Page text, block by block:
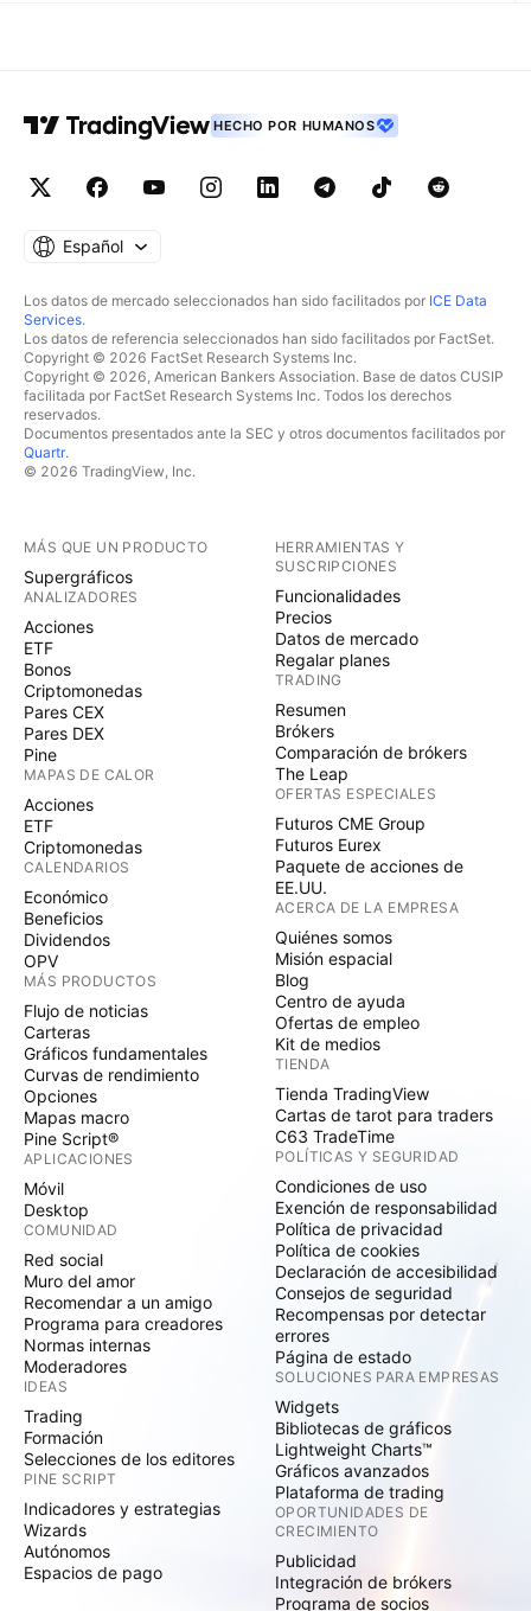
HECHO POR HUMANOS
Español
Los datos de mercado seleccionados han sido facilitados por ICE Data
Services.
Los datos de referencia seleccionados han sido facilitados por FactSet.
Copyright © 2026 FactSet Research Systems Inc.
Copyright © 2026, American Bankers Association. Base de datos CUSIP
facilitada por FactSet Research Systems Inc. Todos los derechos
reservados.
Documentos presentados ante la SEC y otros documentos facilitados por
Quartr.
© 2026 TradingView, Inc.
MÁS QUE UN PRODUCTO
Supergráficos
ANALIZADORES
Acciones
ETF
Bonos
Criptomonedas
Pares CEX
Pares DEX
Pine
MAPAS DE CALOR
Acciones
ETF
Criptomonedas
CALENDARIOS
Económico
Beneficios
Dividendos
OPV
MÁS PRODUCTOS
Flujo de noticias
Carteras
Gráficos fundamentales
Curvas de rendimiento
Opciones
Mapas macro
Pine Script®
APLICACIONES
Móvil
Desktop
COMUNIDAD
Red social
Muro del amor
Recomendar a un amigo
Programa para creadores
Normas internas
Moderadores
IDEAS
Trading
Formación
Selecciones de los editores
PINE SCRIPT
Indicadores y estrategias
Wizards
Autónomos
Espacios de pago
HERRAMIENTAS Y
SUSCRIPCIONES
Funcionalidades
Precios
Datos de mercado
Regalar planes
TRADING
Resumen
Brókers
Comparación de brókers
The Leap
OFERTAS ESPECIALES
Futuros CME Group
Futuros Eurex
Paquete de acciones de
EE.UU.
ACERCA DE LA EMPRESA
Quiénes somos
Misión espacial
Blog
Centro de ayuda
Ofertas de empleo
Kit de medios
TIENDA
Tienda TradingView
Cartas de tarot para traders
C63 TradeTime
POLÍTICAS Y SEGURIDAD
Condiciones de uso
Exención de responsabilidad
Política de privacidad
Política de cookies
Declaración de accesibilidad
Consejos de seguridad
Recompensas por detectar
errores
Página de estado
SOLUCIONES PARA EMPRESAS
Widgets
Bibliotecas de gráficos
Lightweight Charts™
Gráficos avanzados
Plataforma de trading
OPORTUNIDADES DE
CRECIMIENTO
Publicidad
Integración de brókers
Programa de socios